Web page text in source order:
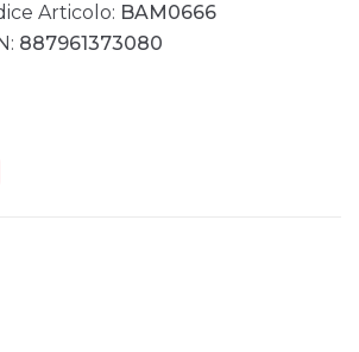
Articolo: BAM0666
887961373080